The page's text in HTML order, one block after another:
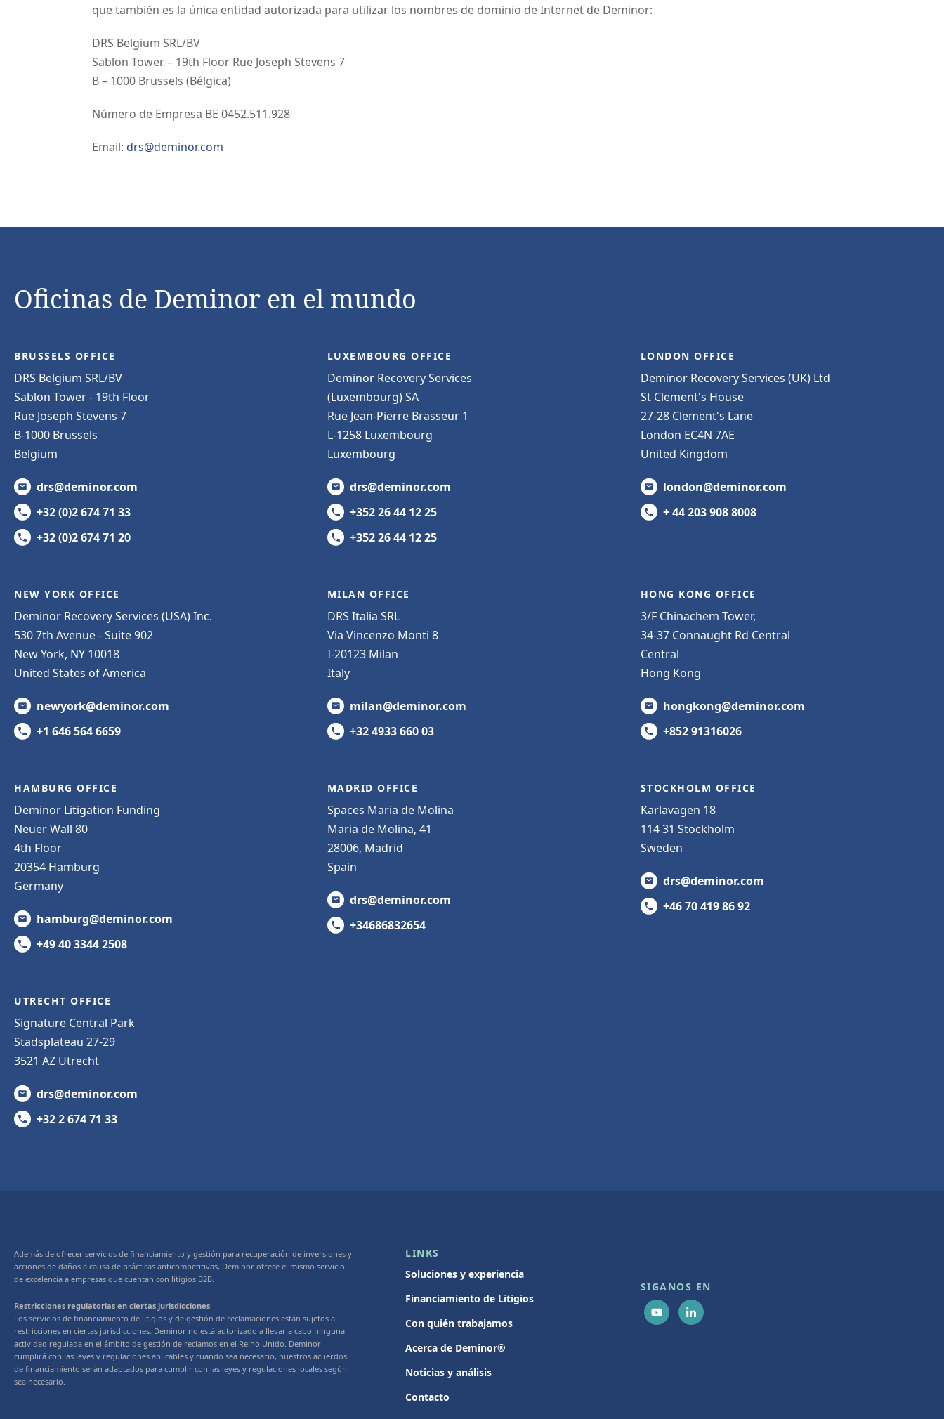
que también es la única entidad autorizada para utilizar los nombres de dominio de Internet de Deminor:
DRS Belgium SRL/BV
Sablon Tower – 19th Floor Rue Joseph Stevens 7
B – 1000 Brussels (Bélgica)
Número de Empresa BE 0452.511.928
Email:drs@deminor.com
Oficinas de Deminor en el mundo
BRUSSELS OFFICE
DRS Belgium SRL/BV
Sablon Tower - 19th Floor
Rue Joseph Stevens 7
B-1000 Brussels
Belgium
drs@deminor.com
+32 (0)2 674 71 33
+32 (0)2 674 71 20
LUXEMBOURG OFFICE
Deminor Recovery Services
(Luxembourg) SA
Rue Jean-Pierre Brasseur 1
L-1258 Luxembourg
Luxembourg
drs@deminor.com
+352 26 44 12 25
+352 26 44 12 25
LONDON OFFICE
Deminor Recovery Services (UK) Ltd
St Clement's House
27-28 Clement's Lane
London EC4N 7AE
United Kingdom
london@deminor.com
+ 44 203 908 8008
NEW YORK OFFICE
Deminor Recovery Services (USA) Inc.
530 7th Avenue - Suite 902
New York, NY 10018
United States of America
newyork@deminor.com
+1 646 564 6659
MILAN OFFICE
DRS Italia SRL
Via Vincenzo Monti 8
I-20123 Milan
Italy
milan@deminor.com
+32 4933 660 03
HONG KONG OFFICE
3/F Chinachem Tower,
34-37 Connaught Rd Central
Central
Hong Kong
hongkong@deminor.com
+852 91316026
HAMBURG OFFICE
Deminor Litigation Funding
Neuer Wall 80
4th Floor
20354 Hamburg
Germany
hamburg@deminor.com
+49 40 3344 2508
MADRID OFFICE
Spaces Maria de Molina
Maria de Molina, 41
28006, Madrid
Spain
drs@deminor.com
+34686832654
STOCKHOLM OFFICE
Karlavägen 18
114 31 Stockholm
Sweden
drs@deminor.com
+46 70 419 86 92
UTRECHT OFFICE
Signature Central Park
Stadsplateau 27-29
3521 AZ Utrecht
drs@deminor.com
+32 2 674 71 33
Además de ofrecer servicios de financiamiento y gestión para recuperación de inversiones y
acciones de daños a causa de prácticas anticompetitivas, Deminor ofrece el mismo servicio
de excelencia a empresas que cuentan con litigios B2B.
Restricciones regulatorias en ciertas jurisdicciones
Los servicios de financiamiento de litigios y de gestión de reclamaciones están sujetos a
restricciones en ciertas jurisdicciones. Deminor no está autorizado a llevar a cabo ninguna
actividad regulada en el ámbito de gestión de reclamos en el Reino Unido. Deminor
cumplirá con las leyes y regulaciones aplicables y cuando sea necesario, nuestros acuerdos
de financiamiento serán adaptados para cumplir con las leyes y regulaciones locales según
sea necesario.
LINKS
Soluciones y experiencia
Financiamiento de Litigios
Con quién trabajamos
Acerca de Deminor®
Noticias y análisis
Contacto
SIGANOS EN